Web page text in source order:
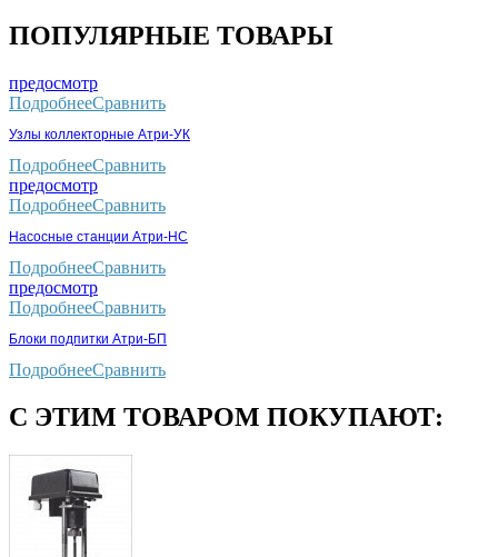
ПОПУЛЯРНЫЕ ТОВАРЫ
предосмотр
ПодробнееСравнить
Узлы коллекторные Атри-УК
ПодробнееСравнить
предосмотр
ПодробнееСравнить
Насосные станции Атри-НС
ПодробнееСравнить
предосмотр
ПодробнееСравнить
Блоки подпитки Атри-БП
ПодробнееСравнить
С ЭТИМ ТОВАРОМ ПОКУПАЮТ: